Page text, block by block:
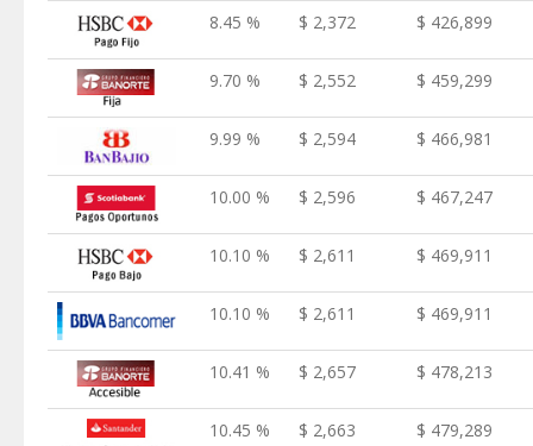
8.45 %
$ 2,372 $ 426,899
9.70 % $ 2,552 $ 459,299
9.99 % $ 2,594 $ 466,981
10.00 % $ 2,596 $ 467,247
10.10 % $ 2,611 $ 469,911
10.10 % $ 2,611 $ 469,911
10.41 % $ 2,657 $ 478,213
10.45 % $ 2,663 $ 479,289